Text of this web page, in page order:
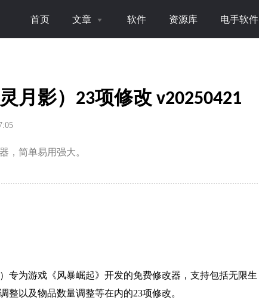
首页 文章 软件 资源库 电手软件
月影）23项修改 v20250421
，简单易用强大。
专为游戏《风暴崛起》开发的免费修改器，支持包括无限生
整以及物品数量调整等在内的23项修改。